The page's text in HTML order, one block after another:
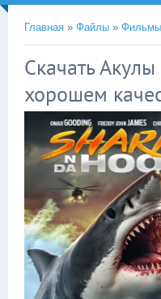
Главная » Файлы » Фильмы
Скачать
хорошем